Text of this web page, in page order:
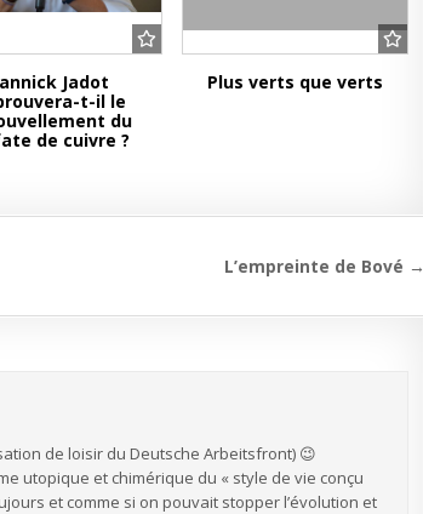
Jadot
t-il le
du
de cuivre ?
Plus verts que verts
L’empreinte de Bové →
de loisir du Deutsche Arbeitsfront) 😉
utopique et chimérique du « style de vie conçu
et comme si on pouvait stopper l’évolution et